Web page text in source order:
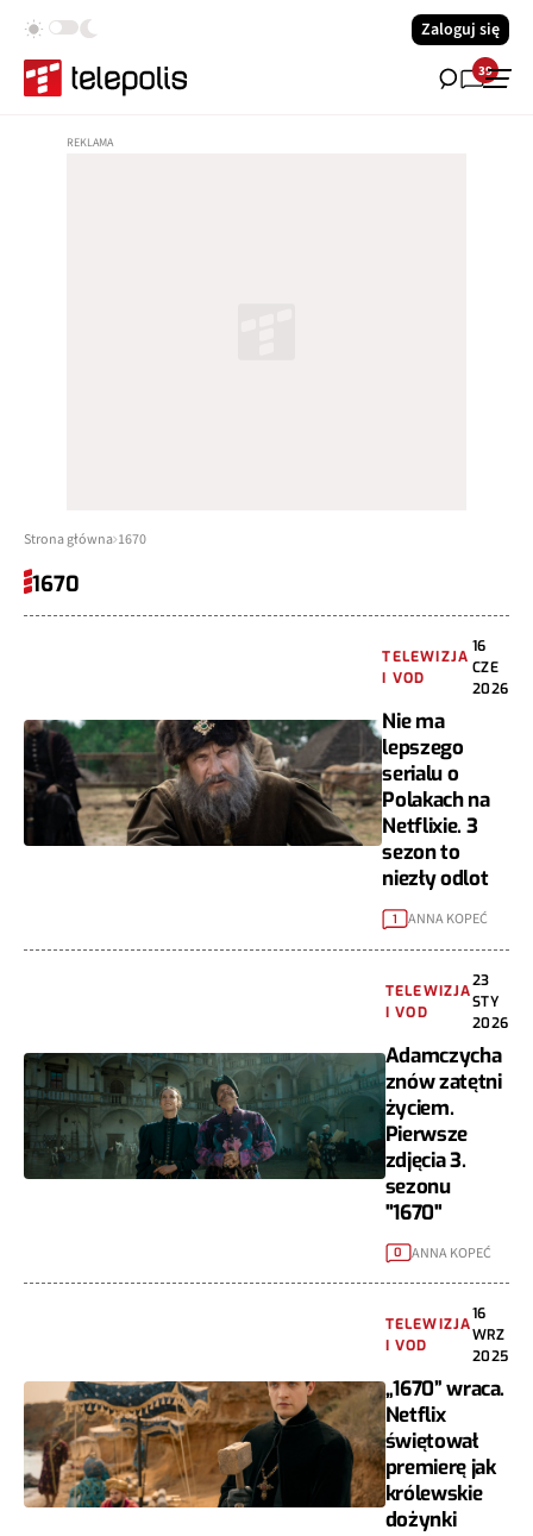
Zaloguj się
39
Strona główna 1670
1670
TELEWIZJA
I VOD
16
CZE
2026
Nie ma
lepszego
serialu o
Polakach na
Netflixie. 3
sezon to
niezły odlot
1 ANNA KOPEĆ
TELEWIZJA
I VOD
23
STY
2026
Adamczycha
znów zatętni
życiem.
Pierwsze
zdjęcia 3.
sezonu
"1670"
0 ANNA KOPEĆ
TELEWIZJA
I VOD
16
WRZ
2025
„1670” wraca.
Netflix
świętował
premierę jak
królewskie
dożynki